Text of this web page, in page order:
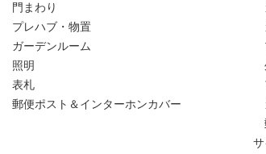
門まわり
プレハブ・物置
ガーデンルーム
照明
表札
郵便ポスト＆インターホンカバー